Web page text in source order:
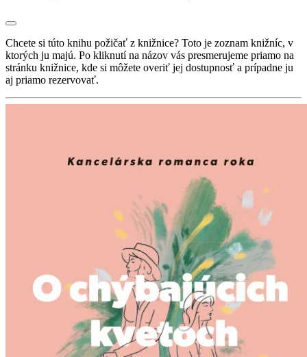
Chcete si túto knihu požičať z knižnice? Toto je zoznam knižníc, v
ktorých ju majú. Po kliknutí na názov vás presmerujeme priamo na
stránku knižnice, kde si môžete overiť jej dostupnosť a prípadne ju
aj priamo rezervovať.